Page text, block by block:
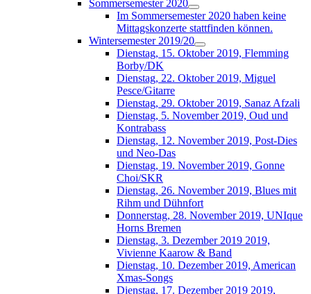
Sommersemester 2020
Im Sommersemester 2020 haben keine
Mittagskonzerte stattfinden können.
Wintersemester 2019/20
Dienstag, 15. Oktober 2019, Flemming
Borby/DK
Dienstag, 22. Oktober 2019, Miguel
Pesce/Gitarre
Dienstag, 29. Oktober 2019, Sanaz Afzali
Dienstag, 5. November 2019, Oud und
Kontrabass
Dienstag, 12. November 2019, Post-Dies
und Neo-Das
Dienstag, 19. November 2019, Gonne
Choi/SKR
Dienstag, 26. November 2019, Blues mit
Rihm und Dühnfort
Donnerstag, 28. November 2019, UNIque
Horns Bremen
Dienstag, 3. Dezember 2019 2019,
Vivienne Kaarow & Band
Dienstag, 10. Dezember 2019, American
Xmas-Songs
Dienstag, 17. Dezember 2019 2019,